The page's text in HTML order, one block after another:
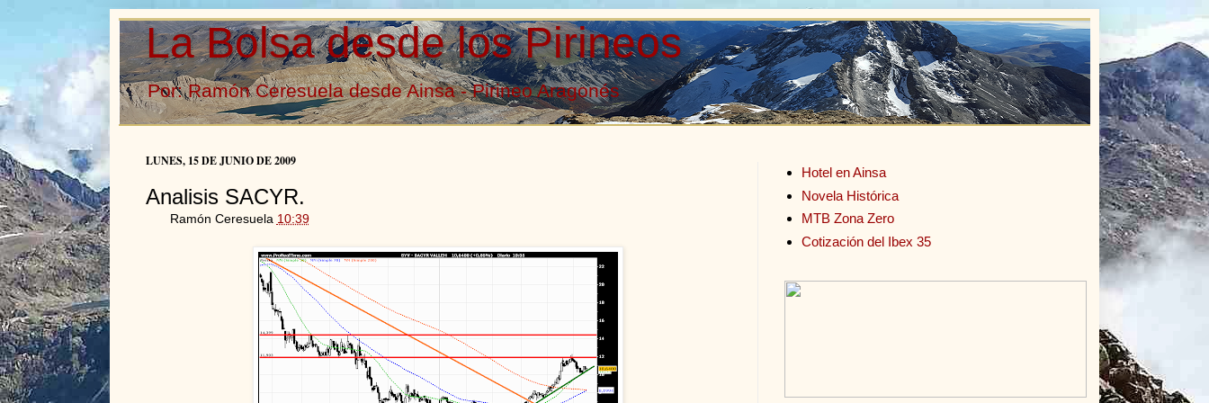
La Bolsa desde los Pirineos
Por: Ramón Ceresuela desde Ainsa - Pirineo Aragonés
LUNES, 15 DE JUNIO DE 2009
Analisis SACYR.
Ramón Ceresuela 10:39
Hotel en Ainsa
Novela Histórica
MTB Zona Zero
Cotización del Ibex 35